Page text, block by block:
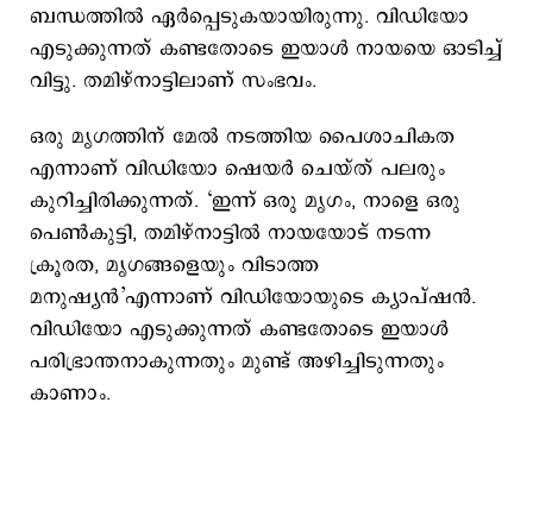
ബന്ധത്തില്‍ ഏര്‍പ്പെടുകയായിരുന്നു. വിഡിയോ
എടുക്കുന്നത് കണ്ടതോടെ ഇയാള്‍ നായയെ ഓടിച്ച്
വിട്ടു. തമിഴ്‍നാട്ടിലാണ് സംഭവം.
ഒരു മൃഗത്തിന് മേൽ നടത്തിയ പൈശാചികത
എന്നാണ് വിഡിയോ ഷെയര്‍ ചെയ്ത് പലരും
കുറിച്ചിരിക്കുന്നത്. ‘ഇന്ന് ഒരു മൃഗം, നാളെ ഒരു
പെൺകുട്ടി, തമിഴ്‍നാട്ടിൽ നായയോട് നടന്ന
ക്രൂരത, മൃഗങ്ങളെയും വിടാത്ത
മനുഷ്യന്‍’എന്നാണ് വിഡിയോയുടെ ക്യാപ്ഷന്‍.
വിഡിയോ എടുക്കുന്നത് കണ്ടതോടെ ഇയാള്‍
പരിഭ്രാന്തനാകുന്നതും മുണ്ട് അഴിച്ചിടുന്നതും
കാണാം.